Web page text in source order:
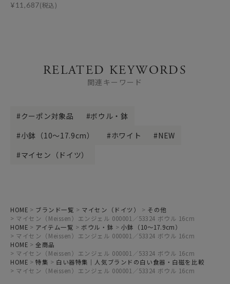
¥11,687(税込)
RELATED KEYWORDS
関連キーワード
クーポン対象品
ボウル・鉢
小鉢（10～17.9cm）
ホワイト
NEW
マイセン（ドイツ）
HOME ブランド一覧 マイセン（ドイツ）
その他
マイセン（Meissen）エンジェル 000001／53324 ボウル 16cm
HOME
アイテム一覧 ボウル・鉢
小鉢（10～17.9cm）
マイセン（Meissen）エンジェル 000001／53324 ボウル 16cm
HOME
全商品
マイセン（Meissen）エンジェル 000001／53324 ボウル 16cm
HOME
特集
白い器特集｜人気ブランドの白い食器・白磁を比較
マイセン（Meissen）エンジェル 000001／53324 ボウル 16cm